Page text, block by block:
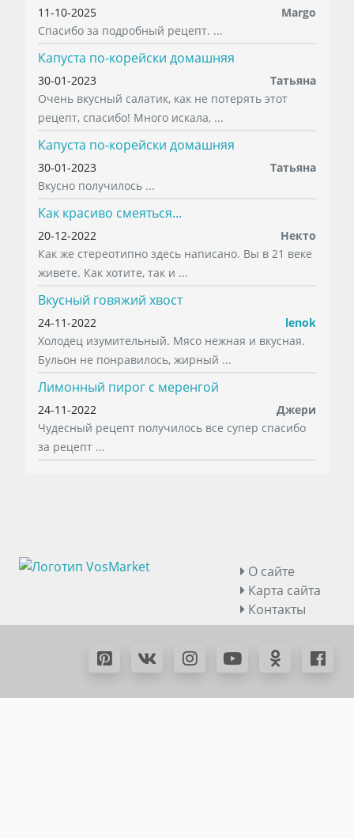
11-10-2025
Margo
Спасибо за подробный рецепт. ...
Капуста по-корейски домашняя
30-01-2023
Татьяна
Очень вкусный салатик, как не потерять этот
рецепт, спасибо! Много искала, ...
Капуста по-корейски домашняя
30-01-2023
Татьяна
Вкусно получилось ...
Как красиво смеяться...
20-12-2022
Некто
Как же стереотипно здесь написано. Вы в 21 веке
живете. Как хотите, так и ...
Вкусный говяжий хвост
24-11-2022
lenok
Холодец изумительный. Мясо нежная и вкусная.
Бульон не понравилось, жирный ...
Лимонный пирог с меренгой
24-11-2022
Джери
Чудесный рецепт получилось все супер спасибо
за рецепт ...
О сайте
Карта сайта
Контакты